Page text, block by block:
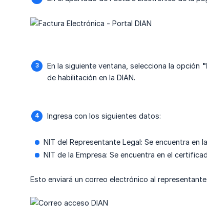
En la siguiente ventana, selecciona la opción
de habilitación en la DIAN.
Ingresa con los siguientes datos:
NIT del Representante Legal: Se encuentra en
NIT de la Empresa: Se encuentra en el
Esto enviará un correo electrónico al